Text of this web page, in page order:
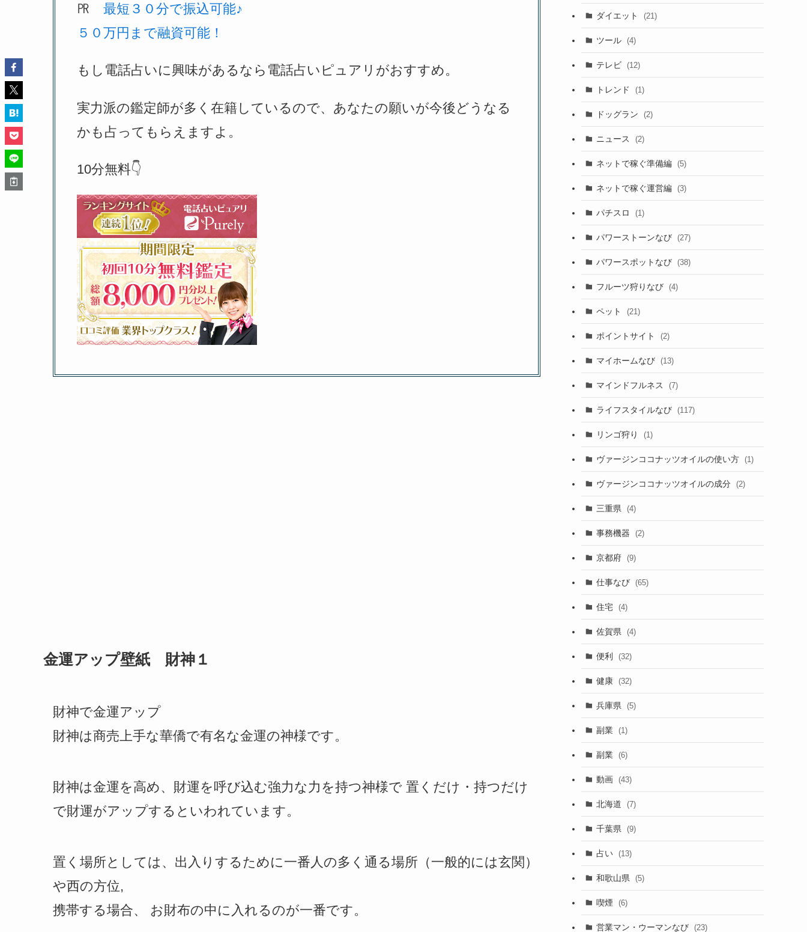
㏚ 最短３０分で振込可能♪
５０万円まで融資可能！
もし電話占いに興味があるなら電話占いピュアリがおすすめ。
実力派の鑑定師が多く在籍しているので、あなたの願いが今後どうなる
かも占ってもらえますよ。
10分無料👇
金運アップ壁紙 財神１
財神で金運アップ
財神は商売上手な華僑で有名な金運の神様です。
財神は金運を高め、財運を呼び込む強力な力を持つ神様で 置くだけ・持つだけ
で財運がアップするといわれています。
置く場所としては、出入りするために一番人の多く通る場所（一般的には玄関）
や西の方位,
携帯する場合、 お財布の中に入れるのが一番です。
ダイエット (21)
ツール (4)
テレビ (12)
トレンド (1)
ドッグラン (2)
ニュース (2)
ネットで稼ぐ準備編 (5)
ネットで稼ぐ運営編 (3)
パチスロ (1)
パワーストーンなび (27)
パワースポットなび (38)
フルーツ狩りなび (4)
ペット (21)
ポイントサイト (2)
マイホームなび (13)
マインドフルネス (7)
ライフスタイルなび (117)
リンゴ狩り (1)
ヴァージンココナッツオイルの使い方 (1)
ヴァージンココナッツオイルの成分 (2)
三重県 (4)
事務機器 (2)
京都府 (9)
仕事なび (65)
住宅 (4)
佐賀県 (4)
便利 (32)
健康 (32)
兵庫県 (5)
副業 (1)
副業 (6)
動画 (43)
北海道 (7)
千葉県 (9)
占い (13)
和歌山県 (5)
喫煙 (6)
営業マン・ウーマンなび (23)